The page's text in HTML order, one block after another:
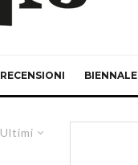
RECENSIONI BIENNALE
Ultimi